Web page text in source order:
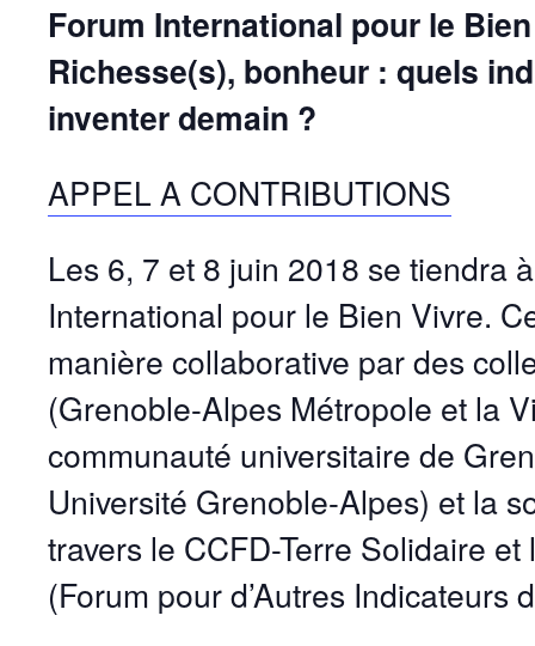
Forum International pour le
Richesse(s), bonheur : quels
inventer demain ?
APPEL A CONTRIBUTIONS
Les 6, 7 et 8 juin 2018 se tiendra
International pour le Bien Vivre.
manière collaborative par des
(Grenoble-Alpes Métropole et la
communauté universitaire de
Université Grenoble-Alpes) et la
travers le CCFD-Terre Solidaire et
(Forum pour d’Autres Indicateurs